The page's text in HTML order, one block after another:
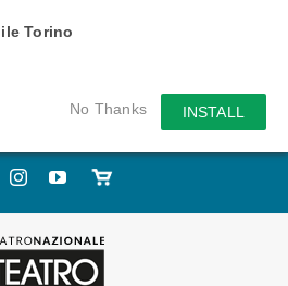
Torino
No Thanks INSTALL
InstagramYouTube
Store